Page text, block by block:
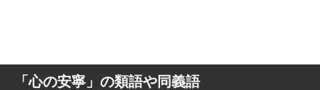
「心の安寧」の類語や同義語